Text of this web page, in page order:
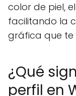
color de piel,
facilitando la
gráfica que te
¿Qué
perfil en